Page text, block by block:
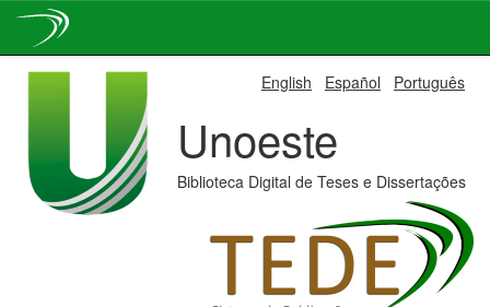
English Español Português
Unoeste
Biblioteca Digital de Teses e Dissertações